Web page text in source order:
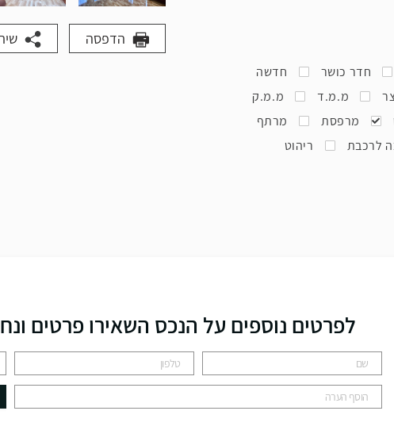
חדר כושר
חדשה
מ.מ.ד
מ.מ.ק
מרפסת
מרתף
לרכבת ריהוט
הדפסה
לפרטים נוספים על הנכס השאירו פרטים